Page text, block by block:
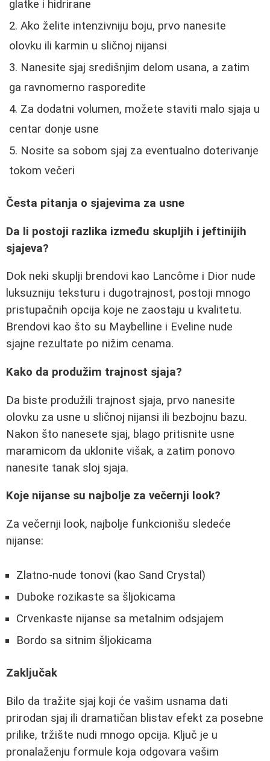
glatke i hidrirane
Ako želite intenzivniju boju, prvo nanesite
olovku ili karmin u sličnoj nijansi
Nanesite sjaj središnjim delom usana, a zatim
ga ravnomerno rasporedite
Za dodatni volumen, možete staviti malo sjaja u
centar donje usne
Nosite sa sobom sjaj za eventualno doterivanje
tokom večeri
Česta pitanja o sjajevima za usne
Da li postoji razlika između skupljih i jeftinijih
sjajeva?
Dok neki skuplji brendovi kao Lancôme i Dior nude
luksuzniju teksturu i dugotrajnost, postoji mnogo
pristupačnih opcija koje ne zaostaju u kvalitetu.
Brendovi kao što su Maybelline i Eveline nude
sjajne rezultate po nižim cenama.
Kako da produžim trajnost sjaja?
Da biste produžili trajnost sjaja, prvo nanesite
olovku za usne u sličnoj nijansi ili bezbojnu bazu.
Nakon što nanesete sjaj, blago pritisnite usne
maramicom da uklonite višak, a zatim ponovo
nanesite tanak sloj sjaja.
Koje nijanse su najbolje za večernji look?
Za večernji look, najbolje funkcionišu sledeće
nijanse:
Zlatno-nude tonovi (kao Sand Crystal)
Duboke rozikaste sa šljokicama
Crvenkaste nijanse sa metalnim odsjajem
Bordo sa sitnim šljokicama
Zaključak
Bilo da tražite sjaj koji će vašim usnama dati
prirodan sjaj ili dramatičan blistav efekt za posebne
prilike, tržište nudi mnogo opcija. Ključ je u
pronalaženju formule koja odgovara vašim